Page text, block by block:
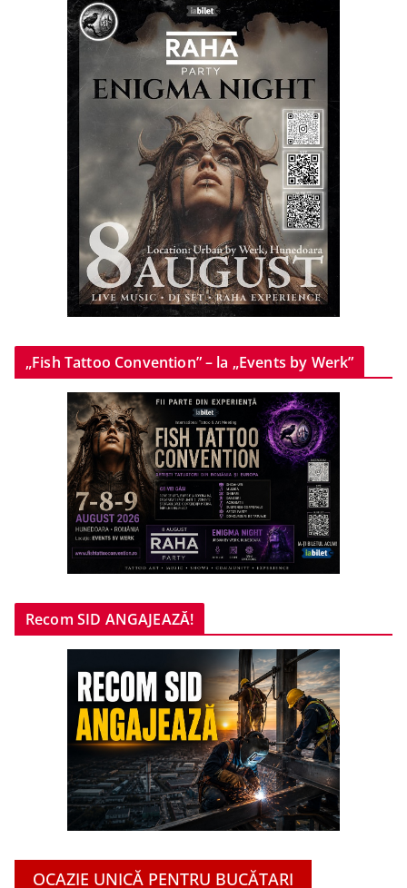
„Fish Tattoo Convention” – la „Events by Werk”
Recom SID ANGAJEAZĂ!
OCAZIE UNICĂ PENTRU BUCĂTARI